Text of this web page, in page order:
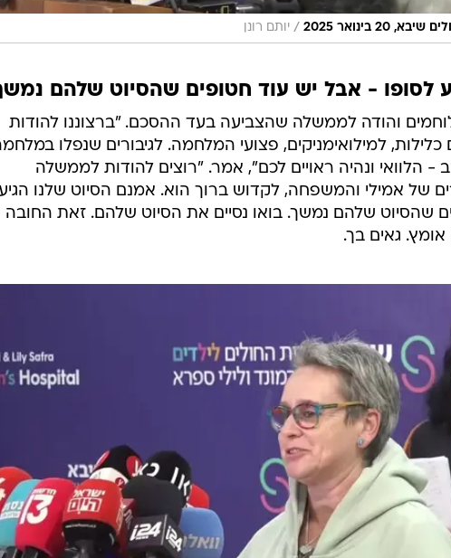
2025
/ יותם רונן
לסופו - אבל יש עוד חטופים שהסיוט שלהם
והודה לממשלה שהצביעה בעד ההסכם. "ברצוננו להודות
כלילות, למילואימניקים, פצועי המלחמה. לגיבורים שנפלו
- הלוואי ונהיה ראויים לכם", אמר. "רוצים להודות לממשלה
של אמילי והמשפחה, לקדוש ברוך הוא. אמנם הסיוט שלנו
אבל יש עוד 94 חטופים שהסיוט שלהם נמשך. בואו נסיים את הסיוט שלהם. זאת החובה
גאים בך.